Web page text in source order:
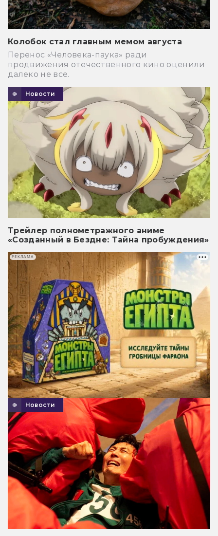
Колобок стал главным мемом августа
Перенос «Человека-паука» ради
продвижения отечественного кино оценили
далеко не все.
Новости
Трейлер полнометражного аниме
«Созданный в Бездне: Тайна пробуждения»
Новости
РЕКЛАМА